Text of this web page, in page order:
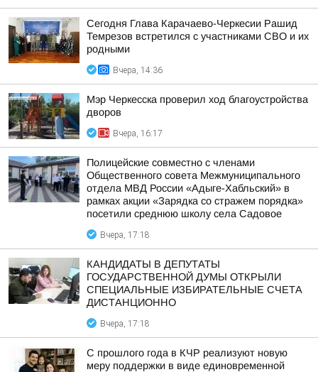
Сегодня Глава Карачаево-Черкесии Рашид
Темрезов встретился с участниками СВО и их
родными
Вчера, 14:36
Мэр Черкесска проверил ход благоустройства
дворов
Вчера, 16:17
Полицейские совместно с членами
Общественного совета Межмуниципального
отдела МВД России «Адыге-Хабльский» в
рамках акции «Зарядка со стражем порядка»
посетили среднюю школу села Садовое
Вчера, 17:18
КАНДИДАТЫ В ДЕПУТАТЫ
ГОСУДАРСТВЕННОЙ ДУМЫ ОТКРЫЛИ
СПЕЦИАЛЬНЫЕ ИЗБИРАТЕЛЬНЫЕ СЧЕТА
ДИСТАНЦИОННО
Вчера, 17:18
С прошлого года в КЧР реализуют новую
меру поддержки в виде единовременной